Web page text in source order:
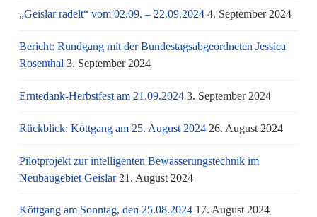
„Geislar radelt“ vom 02.09. – 22.09.2024 4. September 2024
Bericht: Rundgang mit der Bundestagsabgeordneten Jessica
Rosenthal 3. September 2024
Erntedank-Herbstfest am 21.09.2024 3. September 2024
Rückblick: Köttgang am 25. August 2024 26. August 2024
Pilotprojekt zur intelligenten Bewässerungstechnik im
Neubaugebiet Geislar 21. August 2024
Köttgang am Sonntag, den 25.08.2024 17. August 2024